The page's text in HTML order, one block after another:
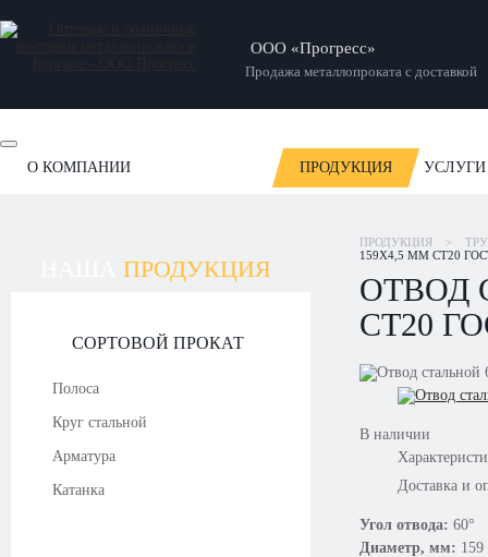
ООО «Прогресс»
Продажа металлопроката с доставкой
О КОМПАНИИ ПРОДУКЦИЯ УСЛУГИ
ПРОДУКЦИЯ
СОРТОВОЙ ПРОКАТ
Полоса
Круг стальной
Арматура
Катанка
ПРОДУКЦИЯ >
159Х4,5 ММ СТ20
ОТВОД
СТ20
В наличии
Доставка и
Угол отвода: 60°
Диаметр, мм: 159